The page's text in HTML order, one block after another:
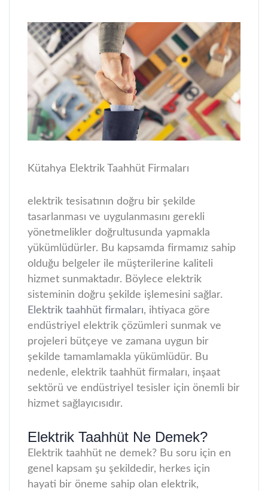
Kütahya Elektrik Taahhüt Firmaları
elektrik tesisatının doğru bir şekilde
tasarlanması ve uygulanmasını gerekli
yönetmelikler doğrultusunda yapmakla
yükümlüdürler. Bu kapsamda firmamız sahip
olduğu belgeler ile müşterilerine kaliteli
hizmet sunmaktadır. Böylece elektrik
sisteminin doğru şekilde işlemesini sağlar.
Elektrik taahhüt firmaları, ihtiyaca göre
endüstriyel elektrik çözümleri sunmak ve
projeleri bütçeye ve zamana uygun bir
şekilde tamamlamakla yükümlüdür. Bu
nedenle, elektrik taahhüt firmaları, inşaat
sektörü ve endüstriyel tesisler için önemli bir
hizmet sağlayıcısıdır.
Elektrik Taahhüt Ne Demek?
Elektrik taahhüt ne demek? Bu soru için en
genel kapsam şu şekildedir, herkes için
hayati bir öneme sahip olan elektrik,